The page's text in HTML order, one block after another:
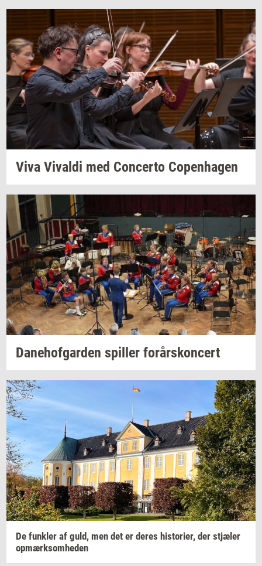
Viva Vi­val­di med Con­cer­to Co­pen­ha­gen
Da­ne­hof­gar­den spil­ler for­års­kon­cert
De funk­ler af guld, men det er deres hi­sto­ri­er, der stjæ­ler
op­mærk­som­he­den